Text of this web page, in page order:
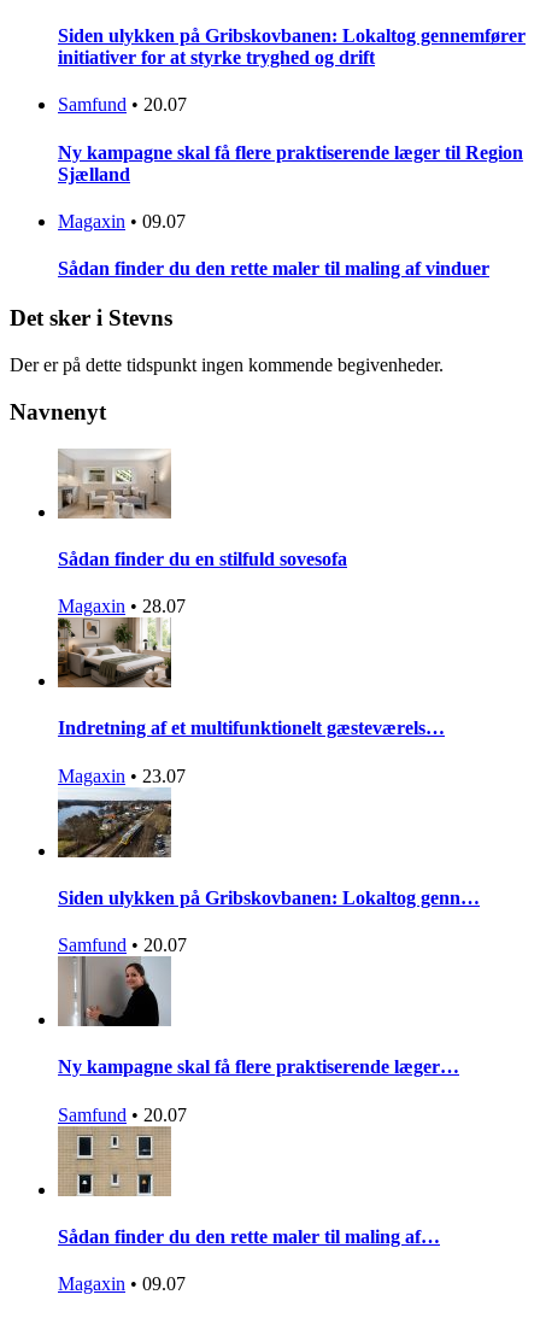
Siden ulykken på Gribskovbanen: Lokaltog gennemfører
initiativer for at styrke tryghed og drift
Samfund • 20.07
Ny kampagne skal få flere praktiserende læger til Region
Sjælland
Magaxin • 09.07
Sådan finder du den rette maler til maling af vinduer
Det sker i Stevns
Der er på dette tidspunkt ingen kommende begivenheder.
Navnenyt
Sådan finder du en stilfuld sovesofa
Magaxin • 28.07
Indretning af et multifunktionelt gæsteværels…
Magaxin • 23.07
Siden ulykken på Gribskovbanen: Lokaltog genn…
Samfund • 20.07
Ny kampagne skal få flere praktiserende læger…
Samfund • 20.07
Sådan finder du den rette maler til maling af…
Magaxin • 09.07